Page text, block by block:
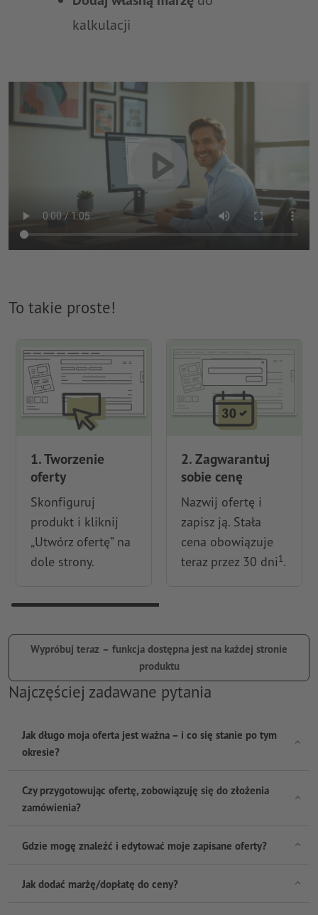
kalkulacji
To takie proste!
1. Tworzenie
oferty
Skonfiguruj
produkt i kliknij
„Utwórz ofertę” na
dole strony.
2. Zagwarantuj
sobie cenę
Nazwij ofertę i
zapisz ją. Stała
cena obowiązuje
teraz przez 30 dni1.
Wypróbuj teraz – funkcja dostępna jest na każdej stronie
produktu
Najczęściej zadawane pytania
Jak długo moja oferta jest ważna – i co się stanie po tym
okresie?
Czy przygotowując ofertę, zobowiązuję się do złożenia
zamówienia?
Gdzie mogę znaleźć i edytować moje zapisane oferty?
Jak dodać marżę/dopłatę do ceny?